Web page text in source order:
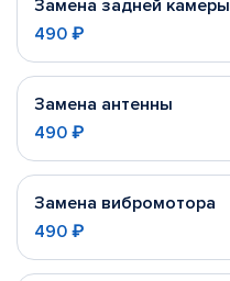
Замена задней камеры
490 ₽
Замена антенны
490 ₽
Замена вибромотора
490 ₽